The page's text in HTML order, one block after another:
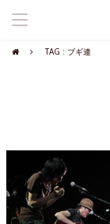
TAG : ブギ連